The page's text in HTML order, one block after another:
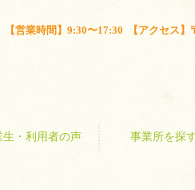
【営業時間】9:30〜17:30 【アクセス
生・利用者の声 事業所を探